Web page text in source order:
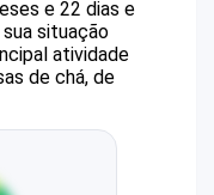
e 22 dias e
sua situação
atividade
de chá, de